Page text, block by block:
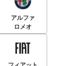
アルファ
ロメオ